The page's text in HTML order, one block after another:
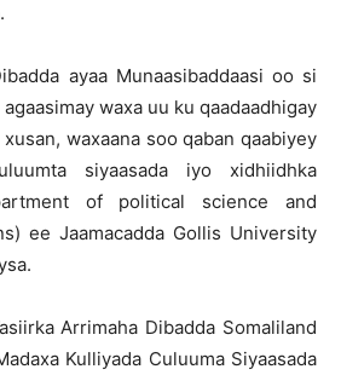
ayaa Munaasibaddaasi oo si
waxa uu ku qaadaadhigay
waxaana soo qaban qaabiyey
siyaasada iyo xidhiidhka
of political science and
ee Jaamacadda Gollis University
Arrimaha Dibadda Somaliland
Kulliyada Culuuma Siyaasada